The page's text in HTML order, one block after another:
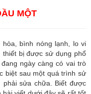
MỘT
bình nóng lạnh, lo vi
thiết bị được sử dụng phổ
ngày càng có vai trò
biệt sau một quá trình sử
phải sửa chữa. Biết được